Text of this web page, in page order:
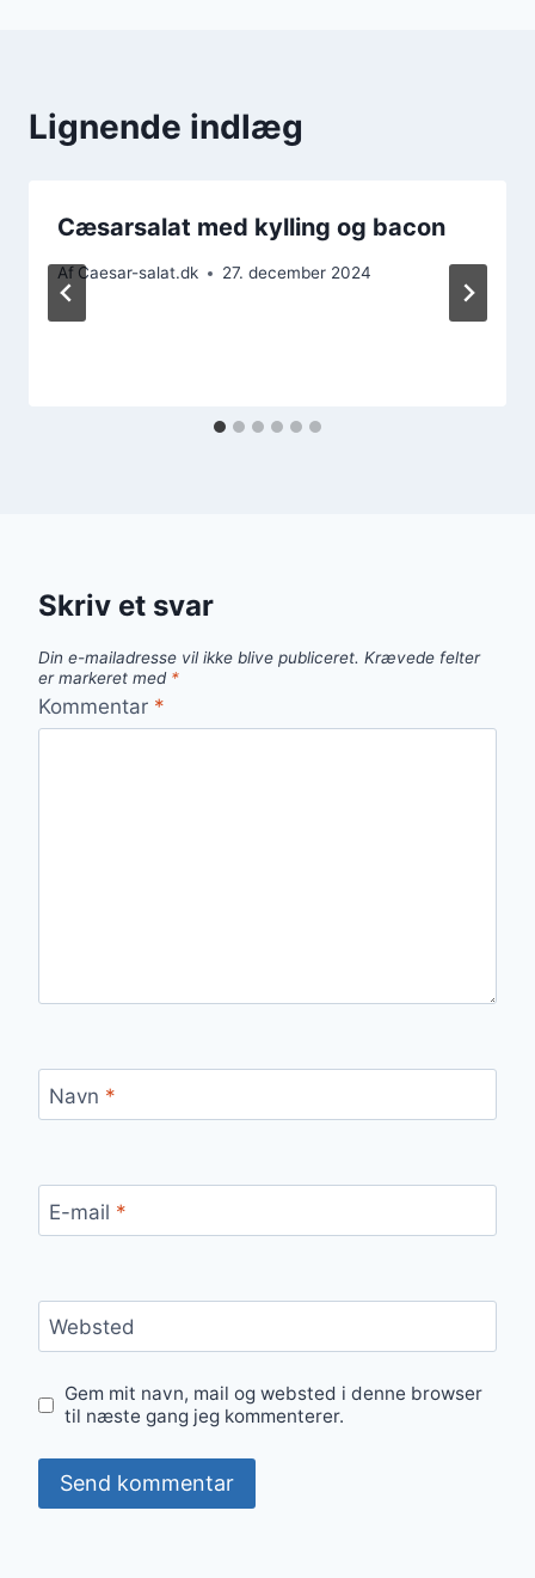
Lignende indlæg
Cæsarsalat med kylling og bacon
Af Caesar-salat.dk 27. december 2024
Skriv et svar
Din e-mailadresse vil ikke blive publiceret. Krævede felter
er markeret med *
Kommentar *
Navn *
E-mail *
Websted
Gem mit navn, mail og websted i denne browser
til næste gang jeg kommenterer.